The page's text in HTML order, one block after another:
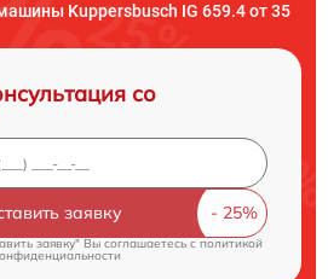
Kuppersbusch IG 659.4 от 35
со
заявку
заявку" Вы соглашаетесь cполитикой